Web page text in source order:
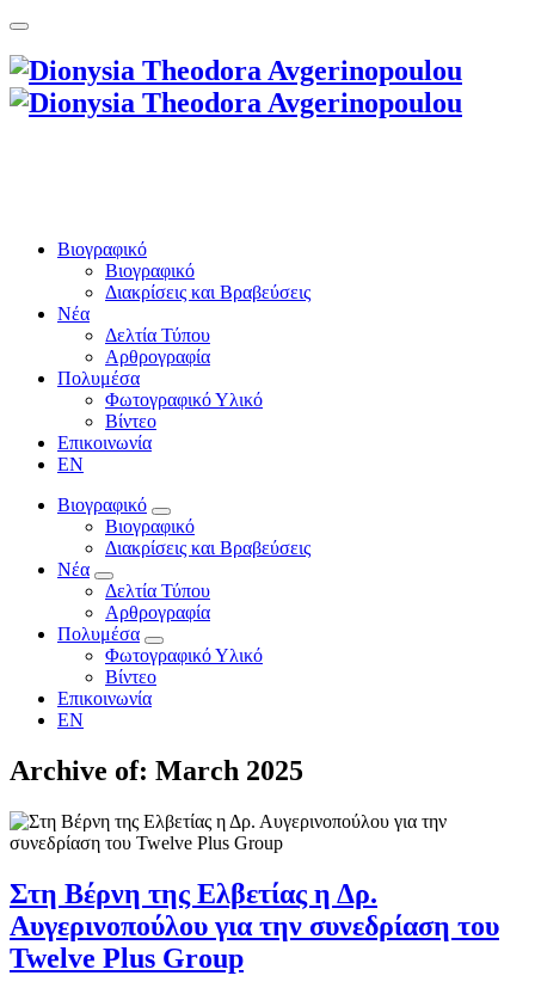
Βιογραφικό
Βιογραφικό
Διακρίσεις και Βραβεύσεις
Νέα
Δελτία Τύπου
Αρθρογραφία
Πολυμέσα
Φωτογραφικό Υλικό
Βίντεο
Επικοινωνία
EN
Βιογραφικό
Βιογραφικό
Διακρίσεις και Βραβεύσεις
Νέα
Δελτία Τύπου
Αρθρογραφία
Πολυμέσα
Φωτογραφικό Υλικό
Βίντεο
Επικοινωνία
EN
Archive of: March 2025
Στη Βέρνη της Ελβετίας η Δρ.
Αυγερινοπούλου για την συνεδρίαση του
Twelve Plus Group